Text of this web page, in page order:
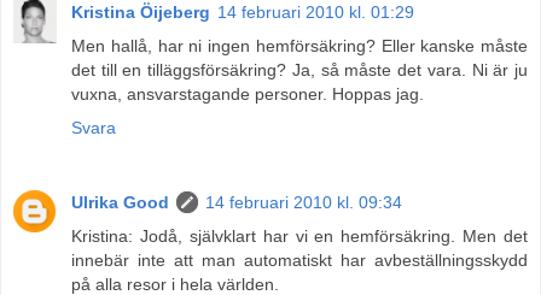
Kristina Öijeberg 14 februari 2010 kl. 01:29
Men hallå, har ni ingen hemförsäkring? Eller kanske måste
det till en tilläggsförsäkring? Ja, så måste det vara. Ni är ju
vuxna, ansvarstagande personer. Hoppas jag.
Svara
Ulrika Good
14 februari 2010 kl. 09:34
Kristina: Jodå, självklart har vi en hemförsäkring. Men det
innebär inte att man automatiskt har avbeställningsskydd
på alla resor i hela världen.